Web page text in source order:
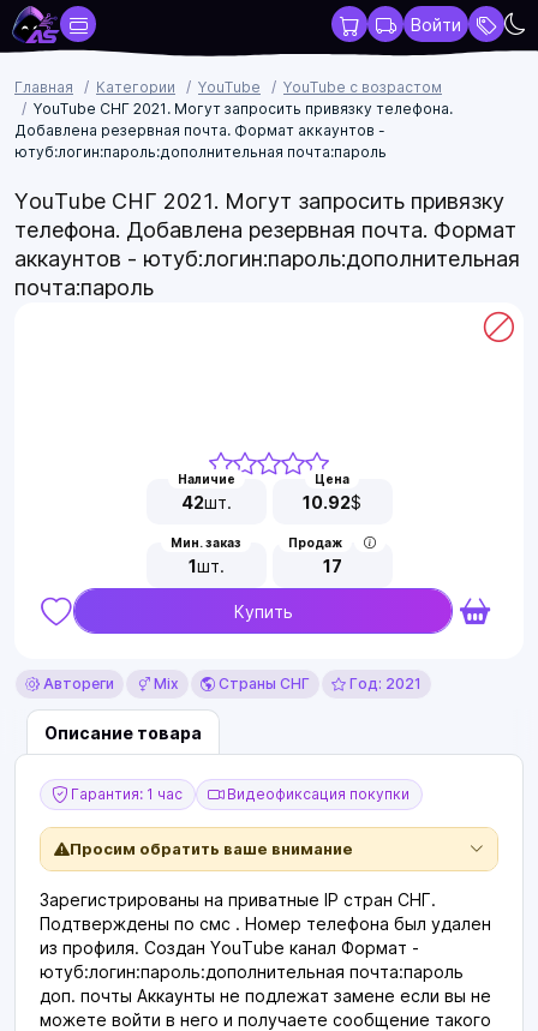
Войти
Главная Категории YouTube
YouTube с возрастом
YouTube СНГ 2021. Могут запросить привязку телефона.
Добавлена резервная почта. Формат аккаунтов -
ютуб:логин:пароль:дополнительная почта:пароль
YouTube СНГ 2021. Могут запросить привязку
телефона. Добавлена резервная почта. Формат
аккаунтов - ютуб:логин:пароль:дополнительная
почта:пароль
Наличие
42шт.
Цена
10.92$
Мин. заказ
1шт.
Продаж
17
Купить
Автореги Mix Страны СНГ Год: 2021
Описание товара
Гарантия: 1 час Видеофиксация покупки
Просим обратить ваше внимание
Зарегистрированы на приватные IP стран СНГ.
Подтверждены по смс . Номер телефона был удален
из профиля. Создан YouTube канал Формат -
ютуб:логин:пароль:дополнительная почта:пароль
доп. почты Аккаунты не подлежат замене если вы не
можете войти в него и получаете сообщение такого